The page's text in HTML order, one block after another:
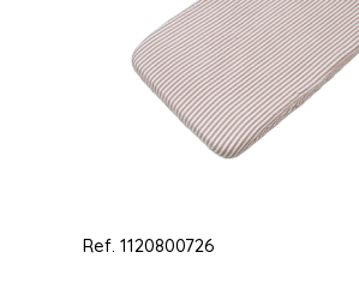
Ref. 1120800726